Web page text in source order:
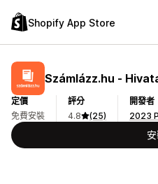
Shopify App Store
Számlázz.hu ‑
定價
免費安裝
評分
4.8
(25)
開發者
2023